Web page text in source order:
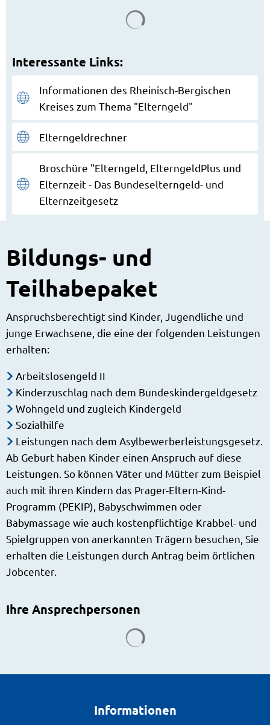
Interessante Links:
Informationen des Rheinisch-Bergischen
Kreises zum Thema "Elterngeld"
Elterngeldrechner
Broschüre "Elterngeld, ElterngeldPlus und
Elternzeit - Das Bundeselterngeld- und
Elternzeitgesetz
Bildungs- und
Teilhabepaket
Anspruchsberechtigt sind Kinder, Jugendliche und
junge Erwachsene, die eine der folgenden Leistungen
erhalten:
Arbeitslosengeld II
Kinderzuschlag nach dem Bundeskindergeldgesetz
Wohngeld und zugleich Kindergeld
Sozialhilfe
Leistungen nach dem Asylbewerberleistungsgesetz.
Ab Geburt haben Kinder einen Anspruch auf diese
Leistungen. So können Väter und Mütter zum Beispiel
auch mit ihren Kindern das Prager-Eltern-Kind-
Programm (PEKIP), Babyschwimmen oder
Babymassage wie auch kostenpflichtige Krabbel- und
Spielgruppen von anerkannten Trägern besuchen, Sie
erhalten die Leistungen durch Antrag beim örtlichen
Jobcenter.
Ihre Ansprechpersonen
Informationen